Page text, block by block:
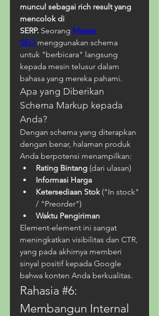
muncul sebagai rich result yang
mencolok di
SERP. Seorang Master
SEO menggunakan schema
untuk "berbicara" langsung
kepada mesin telusur dalam
bahasa yang mereka pahami.
Apa yang Diberikan
Schema Markup kepada
Anda?
Dengan schema yang diterapkan
dengan benar, halaman produk
Anda berpotensi menampilkan:
Rating Bintang (dari ulasan)
Informasi Harga
Ketersediaan Stok ("In stock"
/ "Preorder")
Waktu Pengiriman
Element-element ini sangat
meningkatkan visibilitas dan CTR,
yang pada akhirnya memberi
sinyal positif kepada Google
bahwa konten Anda berkualitas.
Rahasia #6:
Membangun Internal